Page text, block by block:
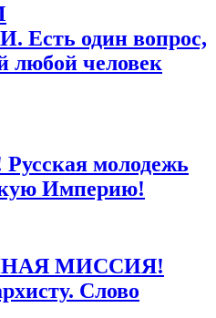
сайта в этом браузере для
один вопрос,
любой человек
молодежь
Империю!
МИССИЯ!
Слово